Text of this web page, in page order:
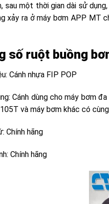
sau một thời gian dài sử
xảy ra ở máy bơm APP MT
số ruột buồng
Cánh nhựa FIP POP
Cánh dùng cho máy bơm
và máy bơm khác có
Chính hãng
Chính hãng